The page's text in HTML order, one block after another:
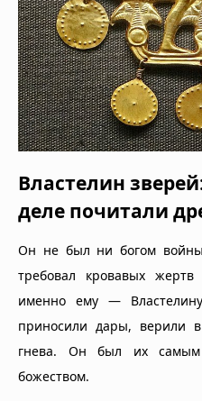
Властелин
деле почитали
Он не был ни богом
требовал кровавых
именно ему —
приносили дары, верили
гнева. Он был их
божеством.